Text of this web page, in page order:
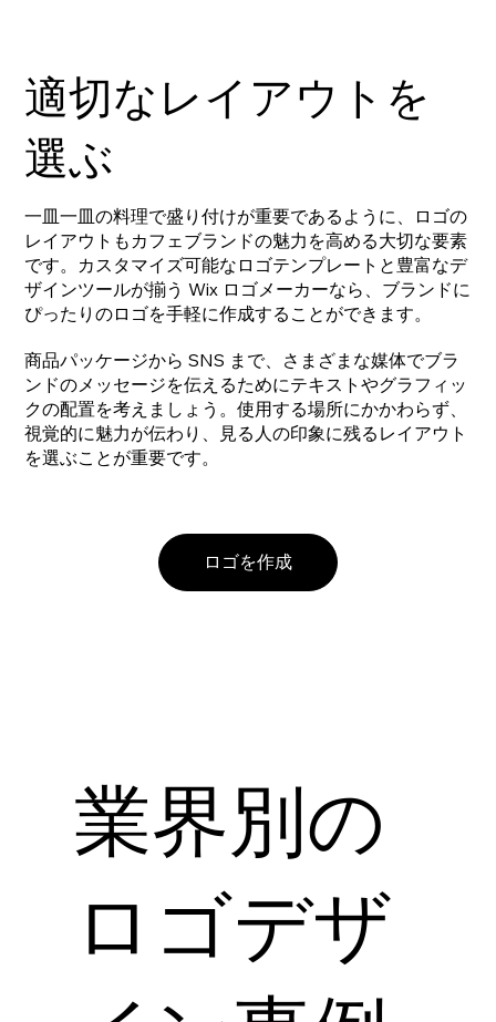
適切なレイアウトを
選ぶ
一皿一皿の料理で盛り付けが重要であるように、ロゴの
レイアウトもカフェブランドの魅力を高める大切な要素
です。カスタマイズ可能なロゴテンプレートと豊富なデ
ザインツールが揃う Wix ロゴメーカーなら、ブランドに
ぴったりのロゴを手軽に作成することができます。
商品パッケージから SNS まで、さまざまな媒体でブラ
ンドのメッセージを伝えるためにテキストやグラフィッ
クの配置を考えましょう。使用する場所にかかわらず、
視覚的に魅力が伝わり、見る人の印象に残るレイアウト
を選ぶことが重要です。
ロゴを作成
業界別の
ロゴデザ